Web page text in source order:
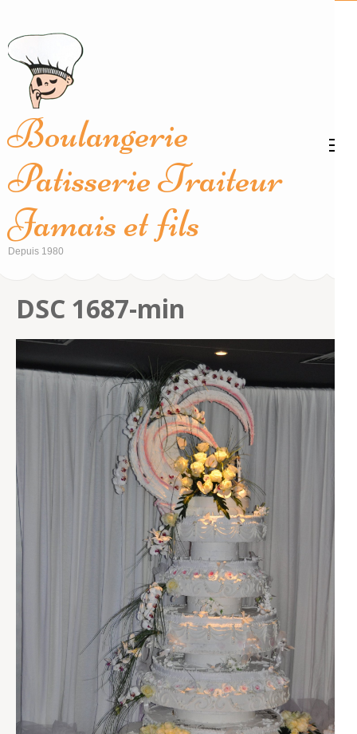
contenu
(Pressez
Entrée)
Boulangerie
Patisserie Traiteur
Jamais et fils
Depuis 1980
DSC 1687-min